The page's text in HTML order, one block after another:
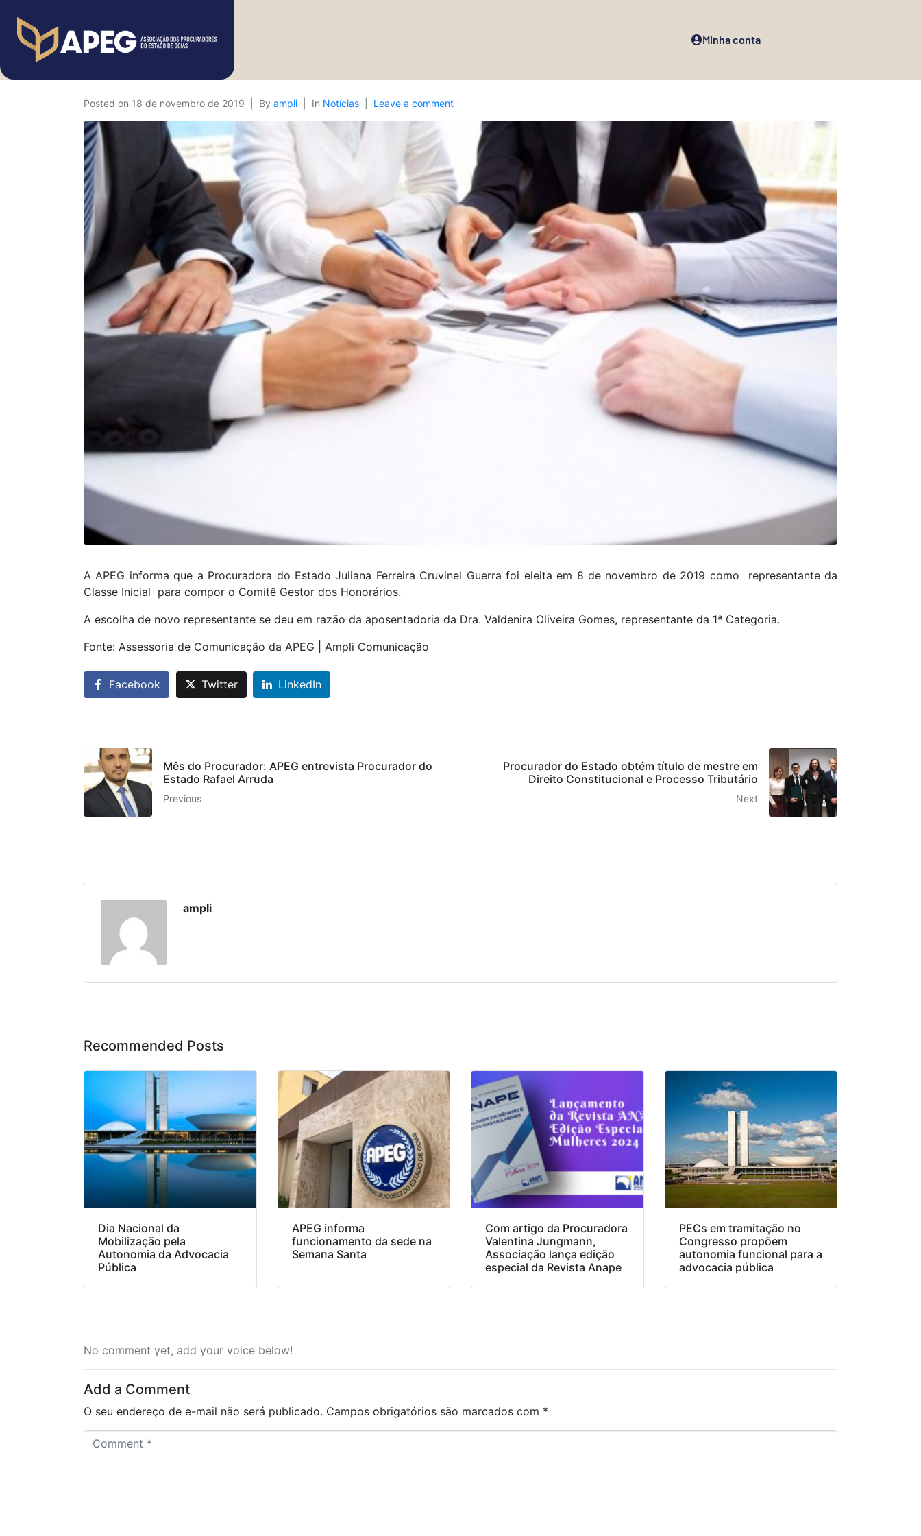
Minha conta
Posted on 18 de novembro de 2019 By ampli In Notícias Leave a comment
A APEG informa que a Procuradora do Estado Juliana Ferreira Cruvinel Guerra foi eleita em 8 de novembro de 2019 como representante da
Classe Inicial para compor o Comitê Gestor dos Honorários.
A escolha de novo representante se deu em razão da aposentadoria da Dra. Valdenira Oliveira Gomes, representante da 1ª Categoria.
Fonte: Assessoria de Comunicação da APEG | Ampli Comunicação
Facebook Twitter LinkedIn
Mês do Procurador: APEG entrevista Procurador do
Estado Rafael Arruda
Previous
Procurador do Estado obtém título de mestre em
Direito Constitucional e Processo Tributário
Next
ampli
Recommended Posts
Dia Nacional da
Mobilização pela
Autonomia da Advocacia
Pública
APEG informa
funcionamento da sede na
Semana Santa
Com artigo da Procuradora
Valentina Jungmann,
Associação lança edição
especial da Revista Anape
PECs em tramitação no
Congresso propõem
autonomia funcional para a
advocacia pública
No comment yet, add your voice below!
Add a Comment
O seu endereço de e-mail não será publicado. Campos obrigatórios são marcados com *